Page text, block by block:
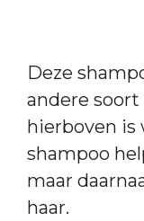
Deze
andere
hierboven is
shampoo
maar
haar.